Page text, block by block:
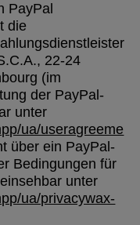
PayPal
die
22-24
(im
der PayPal-
unter
ua/useragreeme
über ein PayPal-
Bedingungen für
unter
ua/privacywax-